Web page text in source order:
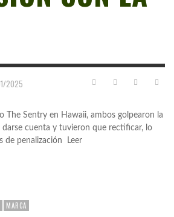
2025
The Sentry en Hawaii, ambos golpearon la
cuenta y tuvieron que rectificar, lo
de penalización Leer
MARCA